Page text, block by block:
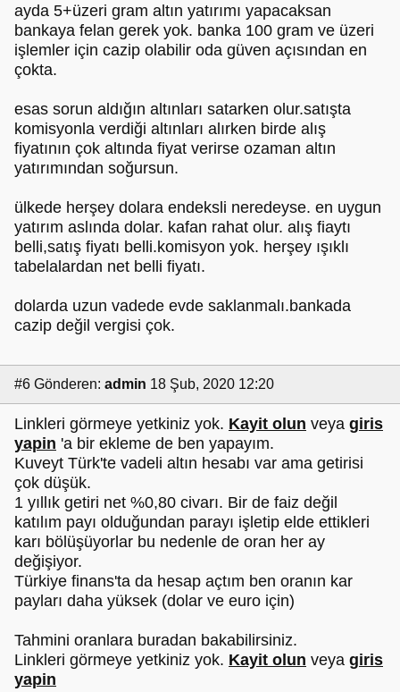
ayda 5+üzeri gram altın yatırımı yapacaksan
bankaya felan gerek yok. banka 100 gram ve üzeri
işlemler için cazip olabilir oda güven açısından en
çokta.
esas sorun aldığın altınları satarken olur.satışta
komisyonla verdiği altınları alırken birde alış
fiyatının çok altında fiyat verirse ozaman altın
yatırımından soğursun.
ülkede herşey dolara endeksli neredeyse. en uygun
yatırım aslında dolar. kafan rahat olur. alış fiaytı
belli,satış fiyatı belli.komisyon yok. herşey ışıklı
tabelalardan net belli fiyatı.
dolarda uzun vadede evde saklanmalı.bankada
cazip değil vergisi çok.
#6 Gönderen: admin 18 Şub, 2020 12:20
Linkleri görmeye yetkiniz yok. Kayit olun veya giris
yapin 'a bir ekleme de ben yapayım.
Kuveyt Türk'te vadeli altın hesabı var ama getirisi
çok düşük.
1 yıllık getiri net %0,80 civarı. Bir de faiz değil
katılım payı olduğundan parayı işletip elde ettikleri
karı bölüşüyorlar bu nedenle de oran her ay
değişiyor.
Türkiye finans'ta da hesap açtım ben oranın kar
payları daha yüksek (dolar ve euro için)
Tahmini oranlara buradan bakabilirsiniz.
Linkleri görmeye yetkiniz yok. Kayit olun veya giris
yapin